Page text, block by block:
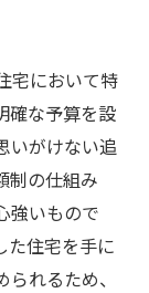
宅において特
確な予算を設
いがけない追
制の仕組み
強いもので
た住宅を手に
れるため、